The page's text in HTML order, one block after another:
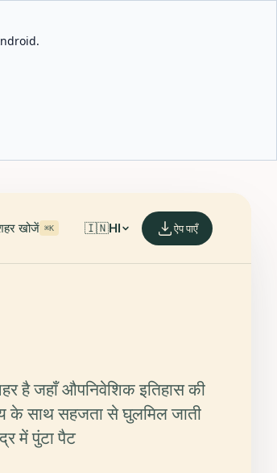
खोजें ⌘K 🇮🇳HI ऐप पाएँ
है जहाँ औपनिवेशिक इतिहास की
के साथ सहजता से घुलमिल जाती
में पुंटा पैट